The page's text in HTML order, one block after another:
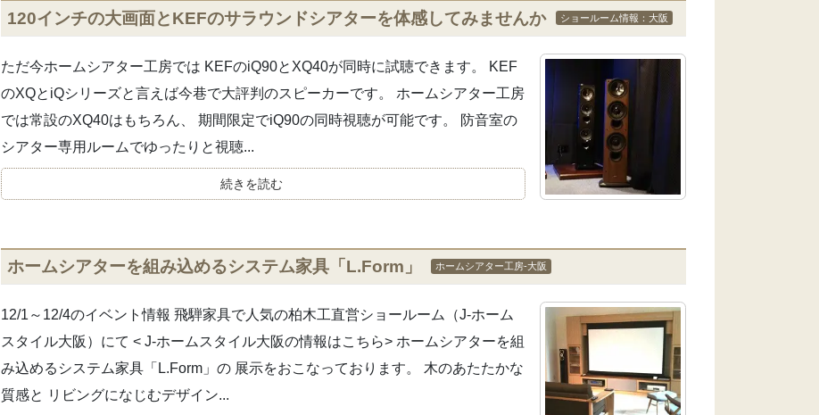
120インチの大画面とKEFのサラウンドシアターを体感してみませんか ショールーム情報：大阪
ただ今ホームシアター工房では KEFのiQ90とXQ40が同時に試聴できます。 KEF
のXQとiQシリーズと言えば今巷で大評判のスピーカーです。 ホームシアター工房
では常設のXQ40はもちろん、 期間限定でiQ90の同時視聴が可能です。 防音室の
シアター専用ルームでゆったりと視聴...
続きを読む
ホームシアターを組み込めるシステム家具「L.Form」 ホームシアター工房-大阪
12/1～12/4のイベント情報 飛騨家具で人気の柏木工直営ショールーム（J-ホーム
スタイル大阪）にて < J-ホームスタイル大阪の情報はこちら> ホームシアターを組
み込めるシステム家具「L.Form」の 展示をおこなっております。 木のあたたかな
質感と リビングになじむデザイン...